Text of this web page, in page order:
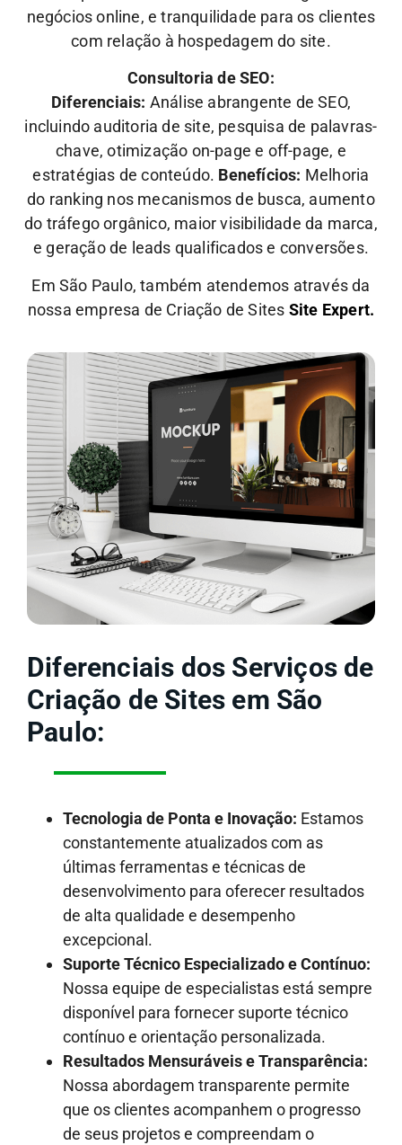
negócios online, e tranquilidade para os clientes
com relação à hospedagem do site.
Consultoria de SEO:
Diferenciais: Análise abrangente de SEO,
incluindo auditoria de site, pesquisa de palavras-
chave, otimização on-page e off-page, e
estratégias de conteúdo. Benefícios: Melhoria
do ranking nos mecanismos de busca, aumento
do tráfego orgânico, maior visibilidade da marca,
e geração de leads qualificados e conversões.
Em São Paulo, também atendemos através da
nossa empresa de Criação de Sites Site Expert.
Diferenciais dos Serviços de
Criação de Sites em São
Paulo:
Tecnologia de Ponta e Inovação: Estamos
constantemente atualizados com as
últimas ferramentas e técnicas de
desenvolvimento para oferecer resultados
de alta qualidade e desempenho
excepcional.
Suporte Técnico Especializado e Contínuo:
Nossa equipe de especialistas está sempre
disponível para fornecer suporte técnico
contínuo e orientação personalizada.
Resultados Mensuráveis e Transparência:
Nossa abordagem transparente permite
que os clientes acompanhem o progresso
de seus projetos e compreendam o